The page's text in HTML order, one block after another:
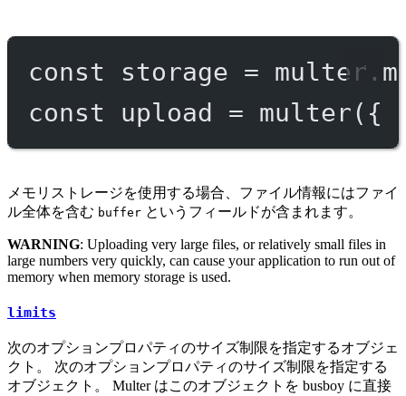
const storage = multer.
const
upload = multer({
メモリストレージを使用する場合、ファイル情報にはファイ
ル全体を含む buffer というフィールドが含まれます。
WARNING: Uploading very large files, or relatively small files in
large numbers very quickly, can cause your application to run out of
memory when memory storage is used.
limits
次のオプションプロパティのサイズ制限を指定するオブジェ
クト。 次のオプションプロパティのサイズ制限を指定する
オブジェクト。 Multer はこのオブジェクトを busboy に直接